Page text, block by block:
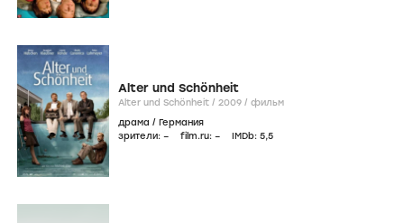
Alter und Schönheit
Alter und Schönheit / 2009 / фильм
драма / Германия
зрители: – film.ru: – IMDb: 5,5